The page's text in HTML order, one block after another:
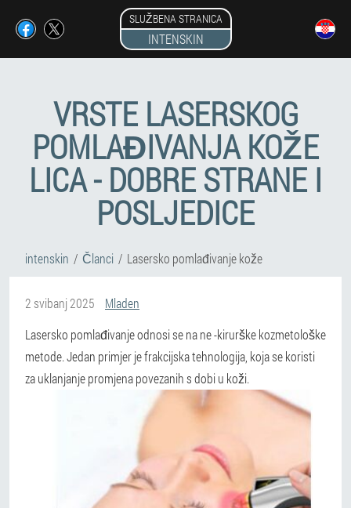
SLUŽBENA STRANICA
INTENSKIN
VRSTE LASERSKOG
POMLAĐIVANJA KOŽE
LICA - DOBRE STRANE I
POSLJEDICE
intenskin Članci Lasersko pomlađivanje kože
2 svibanj 2025
Mladen
Lasersko pomlađivanje odnosi se na ne -kirurške kozmetološke
metode. Jedan primjer je frakcijska tehnologija, koja se koristi
za uklanjanje promjena povezanih s dobi u koži.